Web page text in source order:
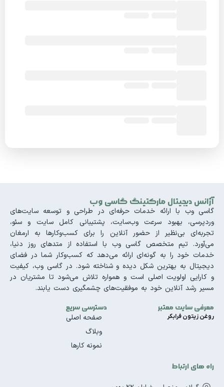
آژانس دیجیتال مارکتینگ گاسی وب
گاسی وب با ارائه خدمات حرفه‌ای در طراحی و توسعه سایت‌های
وردپرسی، بهبود سرعت وب‌سایت، پشتیبانی کامل سایت و سئو،
تجربه‌ای بی‌نظیر از حضور آنلاین را برای کسب‌وکارها به ارمغان
می‌آورد. تیم متخصص گاسی وب با استفاده از متدهای روز دنیا،
خدمات خود را به گونه‌ای ارائه می‌دهد که کسب‌وکار شما در فضای
دیجیتال به بهترین شکل دیده و شناخته شود. در گاسی وب، کیفیت
و کارایی اولویت اصلی است و همواره تلاش می‌شود تا مشتریان در
مسیر رشد آنلاین خود به موفقیت‌های چشمگیری دست یابند.
معرفی سایت معتبر
روغن زیتون فرابکر
دسترسی سریع
صفحه اصلی
وبلاگ
نمونه کارها
راه های ارتباط